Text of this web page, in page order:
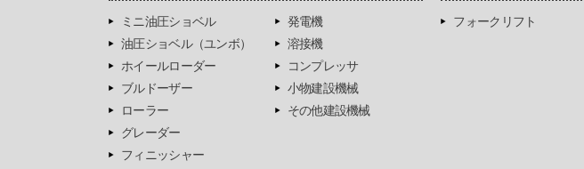
ミニ油圧ショベル
油圧ショベル（ユンボ）
ホイールローダー
ブルドーザー
ローラー
グレーダー
フィニッシャー
発電機
溶接機
コンプレッサ
小物建設機械
その他建設機械
フォークリフト